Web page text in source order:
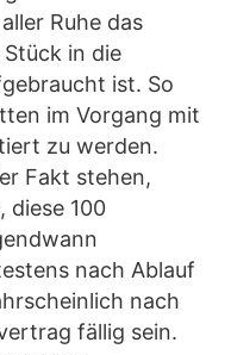
Ruhe das
in die
ist. So
im Vorgang mit
zu werden.
Fakt stehen,
diese 100
nach Ablauf
nach
fällig sein.